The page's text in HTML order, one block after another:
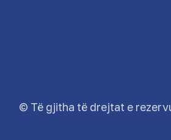
© Të gjitha të drejtat e